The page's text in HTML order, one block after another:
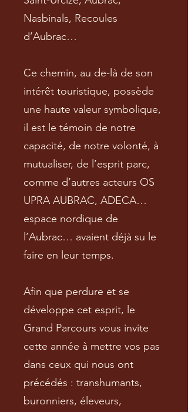
Nasbinals, Recoules
d’Aubrac…
Ce chemin, au de-là de son
intérêt touristique, possède
une haute valeur symbolique,
il est le témoin de notre
capacité, de notre volonté, à
mutualiser, de l’esprit parc,
comme d’autres acteurs OS
UPRA AUBRAC, ADECA…
espace nordique de
l’Aubrac… avaient déjà su le
faire en leur temps.
Afin que perdure et se
développe cet esprit, le
Grand Parcours vous invite
cette année à mettre vos pas
dans ceux qui nous ont
précédés : transhumants,
buronniers, éleveurs,